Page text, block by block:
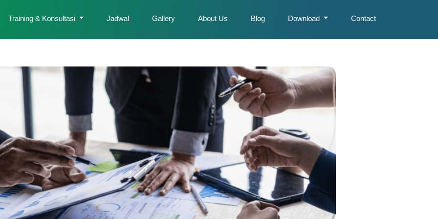
Training & Konsultasi Jadwal Gallery About Us Blog Download Contact